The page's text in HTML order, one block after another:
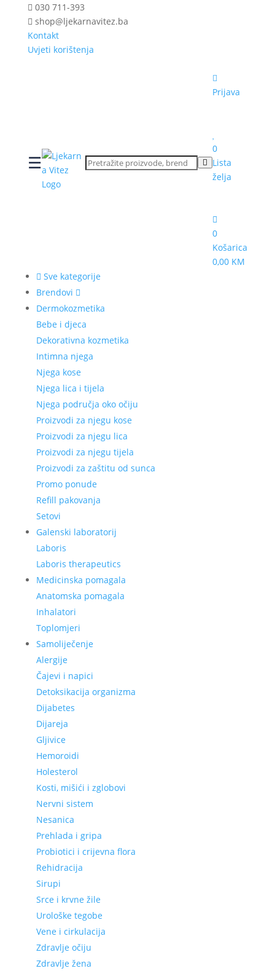
030 711-393
shop@ljekarnavitez.ba
Kontakt
Uvjeti korištenja
☰
Prijava
0
Lista
želja
0
Košarica
0,00 KM
Sve kategorije
Brendovi
Dermokozmetika
Bebe i djeca
Dekorativna kozmetika
Intimna njega
Njega kose
Njega lica i tijela
Njega područja oko očiju
Proizvodi za njegu kose
Proizvodi za njegu lica
Proizvodi za njegu tijela
Proizvodi za zaštitu od sunca
Promo ponude
Refill pakovanja
Setovi
Galenski laboratorij
Laboris
Laboris therapeutics
Medicinska pomagala
Anatomska pomagala
Inhalatori
Toplomjeri
Samoliječenje
Alergije
Čajevi i napici
Detoksikacija organizma
Dijabetes
Dijareja
Gljivice
Hemoroidi
Holesterol
Kosti, mišići i zglobovi
Nervni sistem
Nesanica
Prehlada i gripa
Probiotici i crijevna flora
Rehidracija
Sirupi
Srce i krvne žile
Urološke tegobe
Vene i cirkulacija
Zdravlje očiju
Zdravlje žena